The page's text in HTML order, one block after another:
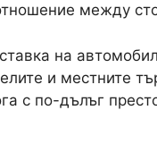
между
на
и местните
с по-дълъг